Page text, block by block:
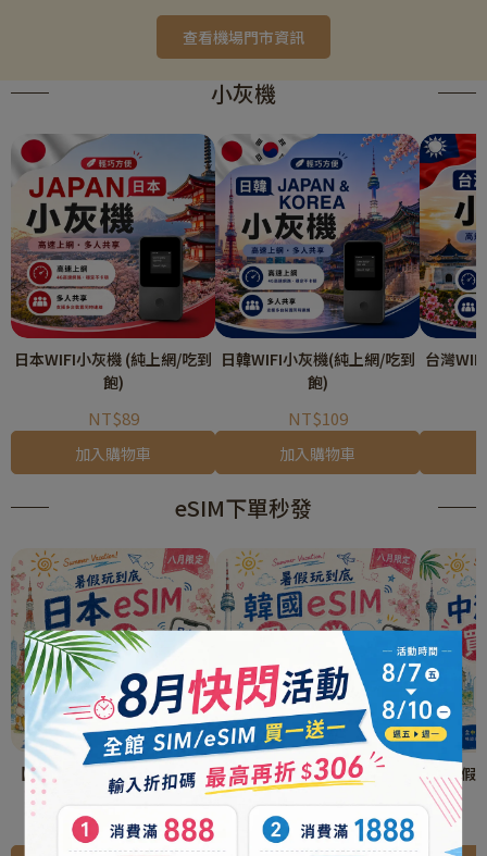
查看機場門市資訊
小灰機
日本WIFI小灰機 (純上網/吃到
飽)
NT$89
加入購物車
日韓WIFI小灰機(純上網/吃到
飽)
NT$109
加入購物車
台灣
eSIM下單秒發
【暑假玩到底】日本上網eSIM
吃到飽不降速
NT$499
【暑假玩到底】韓國上網eSIM
吃到飽不降速
NT$499
【暑假